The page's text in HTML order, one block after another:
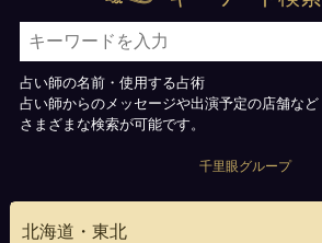
占い師の名前・使用する占術
占い師からのメッセージや出演予定の店舗など
さまざまな検索が可能です。
千里眼グループ
北海道・東北